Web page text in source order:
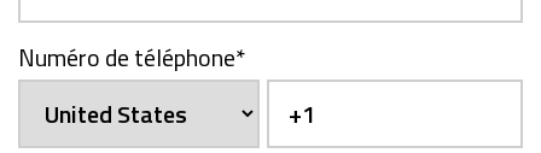
Numéro de téléphone*